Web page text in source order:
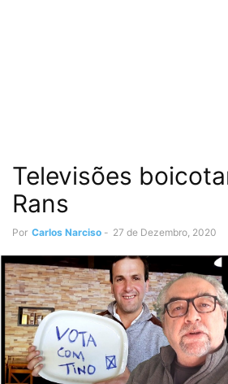
Televisões
Rans
Por Carlos Narciso - 27 de Dezembro, 2020